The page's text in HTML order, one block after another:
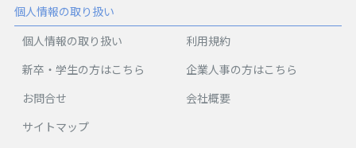
個人情報の取り扱い
個人情報の取り扱い
利用規約
新卒・学生の方はこちら
企業人事の方はこちら
お問合せ
会社概要
サイトマップ